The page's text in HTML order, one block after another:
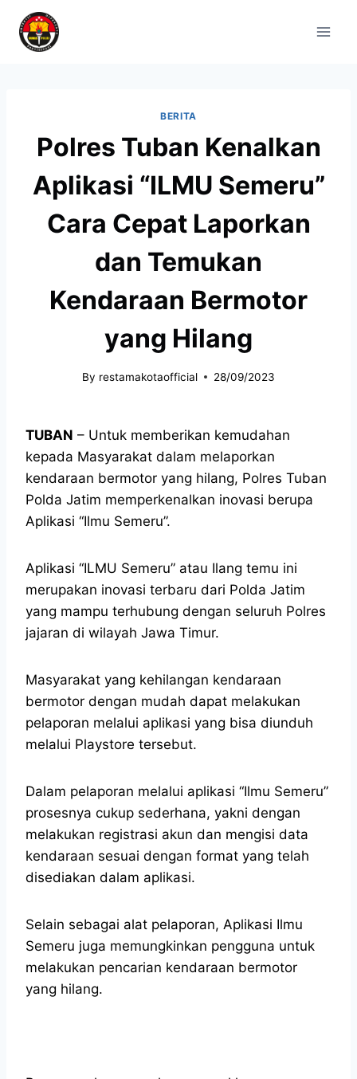
BERITA
Polres Tuban Kenalkan
Aplikasi “ILMU Semeru”
Cara Cepat Laporkan
dan Temukan
Kendaraan Bermotor
yang Hilang
By restamakotaofficial 28/09/2023
TUBAN – Untuk memberikan kemudahan
kepada Masyarakat dalam melaporkan
kendaraan bermotor yang hilang, Polres Tuban
Polda Jatim memperkenalkan inovasi berupa
Aplikasi “Ilmu Semeru”.
Aplikasi “ILMU Semeru” atau Ilang temu ini
merupakan inovasi terbaru dari Polda Jatim
yang mampu terhubung dengan seluruh Polres
jajaran di wilayah Jawa Timur.
Masyarakat yang kehilangan kendaraan
bermotor dengan mudah dapat melakukan
pelaporan melalui aplikasi yang bisa diunduh
melalui Playstore tersebut.
Dalam pelaporan melalui aplikasi “Ilmu Semeru”
prosesnya cukup sederhana, yakni dengan
melakukan registrasi akun dan mengisi data
kendaraan sesuai dengan format yang telah
disediakan dalam aplikasi.
Selain sebagai alat pelaporan, Aplikasi Ilmu
Semeru juga memungkinkan pengguna untuk
melakukan pencarian kendaraan bermotor
yang hilang.